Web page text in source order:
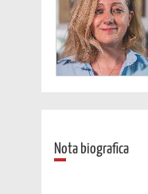
Nota biografica